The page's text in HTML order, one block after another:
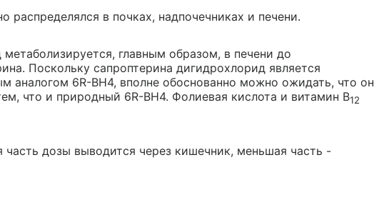
распределялся в почках, надпочечниках и печени.
главным образом, в печени до
Поскольку сапроптерина дигидрохлорид является
аналогом 6R-BH4, вполне обоснованно можно ожидать, что он
что и природный 6R-BH4. Фолиевая кислота и витамин В12
дозы выводится через кишечник, меньшая часть -